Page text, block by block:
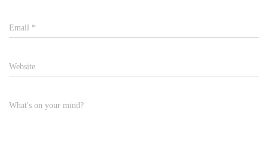
Email *
Website
What's on your mind?